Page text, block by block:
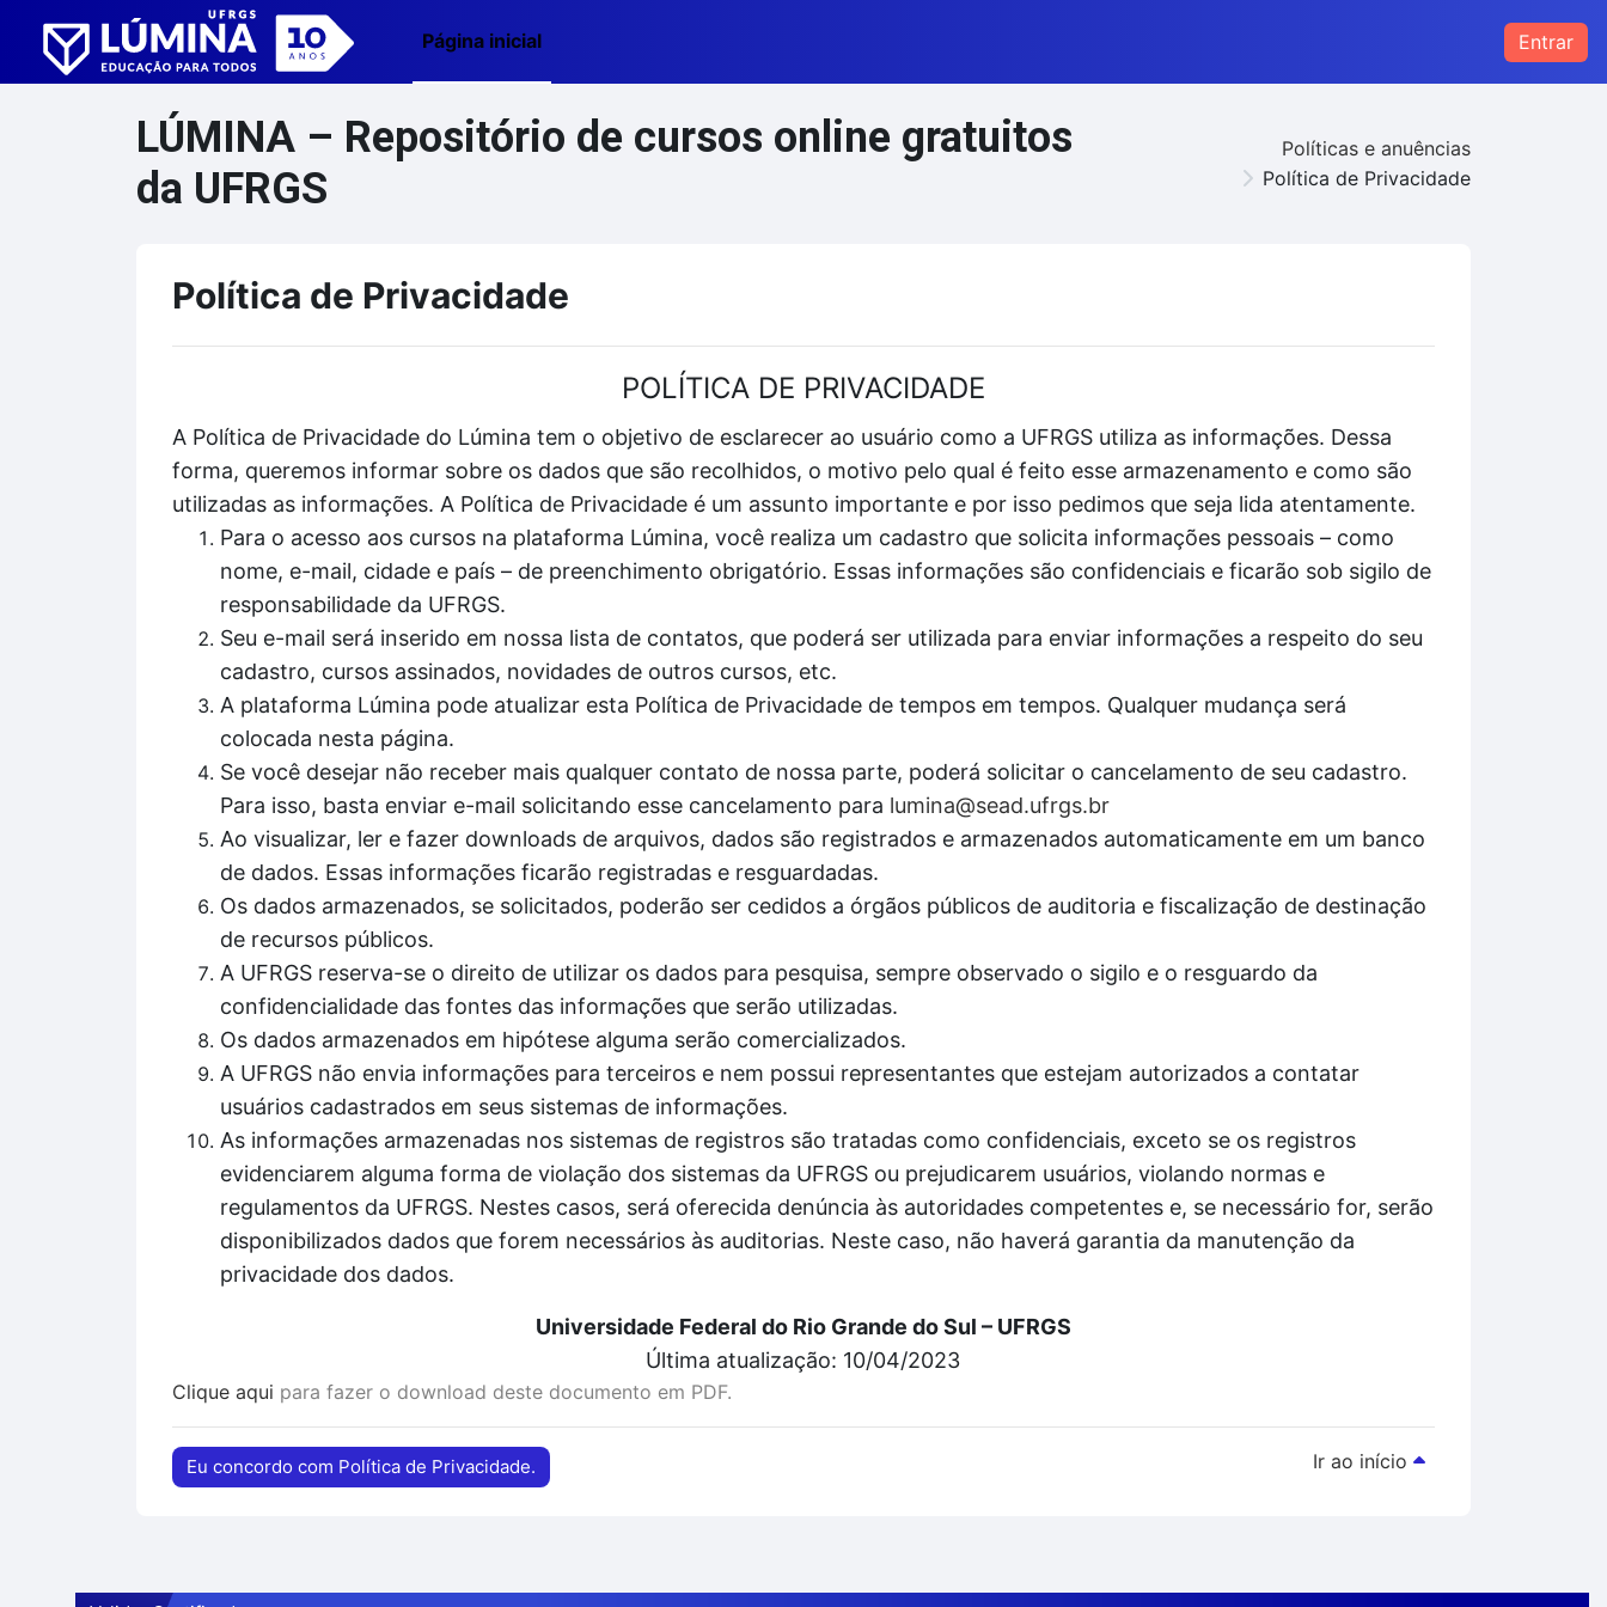
Ir para o conteúdo principal
Página inicial
Entrar
LÚMINA – Repositório de cursos online gratuitos
da UFRGS
Políticas e anuências
Política de Privacidade
Política de Privacidade
POLÍTICA DE PRIVACIDADE
A Política de Privacidade do Lúmina tem o objetivo de esclarecer ao usuário como a UFRGS utiliza as informações. Dessa
forma, queremos informar sobre os dados que são recolhidos, o motivo pelo qual é feito esse armazenamento e como são
utilizadas as informações. A Política de Privacidade é um assunto importante e por isso pedimos que seja lida atentamente.
Para o acesso aos cursos na plataforma Lúmina, você realiza um cadastro que solicita informações pessoais – como
nome, e-mail, cidade e país – de preenchimento obrigatório. Essas informações são confidenciais e ficarão sob sigilo de
responsabilidade da UFRGS.
Seu e-mail será inserido em nossa lista de contatos, que poderá ser utilizada para enviar informações a respeito do seu
cadastro, cursos assinados, novidades de outros cursos, etc.
A plataforma Lúmina pode atualizar esta Política de Privacidade de tempos em tempos. Qualquer mudança será
colocada nesta página.
Se você desejar não receber mais qualquer contato de nossa parte, poderá solicitar o cancelamento de seu cadastro.
Para isso, basta enviar e-mail solicitando esse cancelamento para lumina@sead.ufrgs.br
Ao visualizar, ler e fazer downloads de arquivos, dados são registrados e armazenados automaticamente em um banco
de dados. Essas informações ficarão registradas e resguardadas.
Os dados armazenados, se solicitados, poderão ser cedidos a órgãos públicos de auditoria e fiscalização de destinação
de recursos públicos.
A UFRGS reserva-se o direito de utilizar os dados para pesquisa, sempre observado o sigilo e o resguardo da
confidencialidade das fontes das informações que serão utilizadas.
Os dados armazenados em hipótese alguma serão comercializados.
A UFRGS não envia informações para terceiros e nem possui representantes que estejam autorizados a contatar
usuários cadastrados em seus sistemas de informações.
As informações armazenadas nos sistemas de registros são tratadas como confidenciais, exceto se os registros
evidenciarem alguma forma de violação dos sistemas da UFRGS ou prejudicarem usuários, violando normas e
regulamentos da UFRGS. Nestes casos, será oferecida denúncia às autoridades competentes e, se necessário for, serão
disponibilizados dados que forem necessários às auditorias. Neste caso, não haverá garantia da manutenção da
privacidade dos dados.
Universidade Federal do Rio Grande do Sul – UFRGS
Última atualização: 10/04/2023
Clique aqui para fazer o download deste documento em PDF.
Eu concordo com Política de Privacidade. Ir ao início